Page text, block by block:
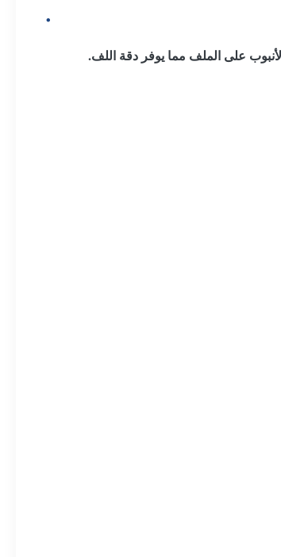
على الملف مما يوفر دقة اللف.